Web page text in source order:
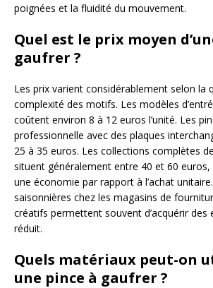
poignées et la fluidité du mouvement.
Quel est le prix moyen
gaufrer ?
Les prix varient considérablement selon la
complexité des motifs. Les modèles
coûtent environ 8 à 12 euros l’unité. Les
professionnelle avec des plaques
25 à 35 euros. Les collections complètes
situent généralement entre 40 et 60 euros,
une économie par rapport à l’achat
saisonnières chez les magasins de
créatifs permettent souvent d’acquérir des
réduit.
Quels matériaux peut-on
une pince à gaufrer ?